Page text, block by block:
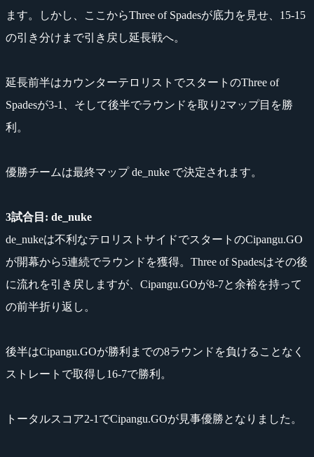
ます。しかし、ここからThree of Spadesが底力を見せ、15-15
の引き分けまで引き戻し延長戦へ。
延長前半はカウンターテロリストでスタートのThree of
Spadesが3-1、そして後半でラウンドを取り2マップ目を勝
利。
優勝チームは最終マップ de_nuke で決定されます。
3試合目: de_nuke
de_nukeは不利なテロリストサイドでスタートのCipangu.GO
が開幕から5連続でラウンドを獲得。Three of Spadesはその後
に流れを引き戻しますが、Cipangu.GOが8-7と余裕を持って
の前半折り返し。
後半はCipangu.GOが勝利までの8ラウンドを負けることなく
ストレートで取得し16-7で勝利。
トータルスコア2-1でCipangu.GOが見事優勝となりました。